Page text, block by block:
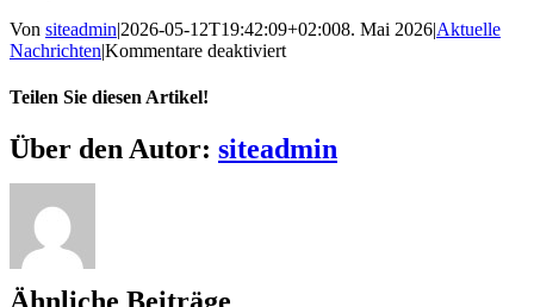
Von siteadmin|2026-05-12T19:42:09+02:008. Mai 2026|Aktuelle
Nachrichten|Kommentare deaktiviertfür
Beistandsklauseln
Teilen Sie diesen Artikel!
Facebook
X
Bluesky
Reddit
LinkedIn
WhatsApp
Telegram
Tumblr
Pinterest
Xing
E-
Mail
Über den Autor: siteadmin